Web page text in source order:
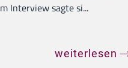
Interview sagte si...
weiterlesen